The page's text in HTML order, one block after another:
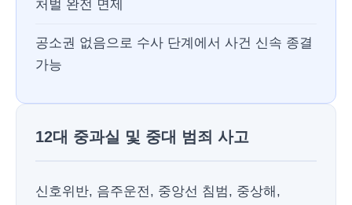
처벌 완전 면제
공소권 없음으로 수사 단계에서 사건 신속 종결
가능
12대 중과실 및 중대 범죄 사고
신호위반, 음주운전, 중앙선 침범, 중상해,